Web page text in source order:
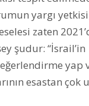
yargı
zaten
şudur: “İsrail’in
yap
esastan çok